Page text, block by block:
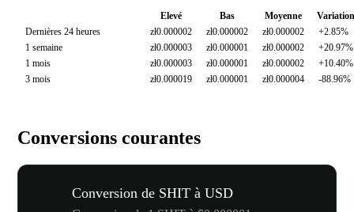
Elevé Bas Moyenne
Variation
Dernières 24 heures
zł0.000002 zł0.000002 zł0.000002
+2.85%
1 semaine
zł0.000003 zł0.000001 zł0.000002
+20.97%
1 mois
zł0.000003 zł0.000001 zł0.000002
+10.40%
3 mois
zł0.000019 zł0.000001 zł0.000004 -88.96%
Conversions courantes
Conversion de SHIT à USD